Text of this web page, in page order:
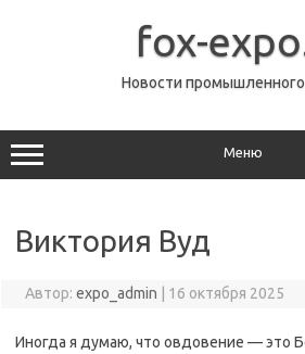
fox-
Новости промышленного
Меню
Виктория Вуд
Автор: expo_admin 16 октября 2025
Иногда я думаю, что овдовение — это